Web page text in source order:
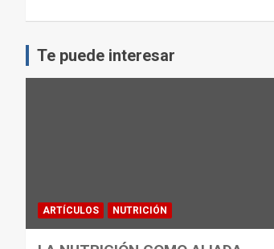
Te puede interesar
ARTÍCULOS NUTRICIÓN